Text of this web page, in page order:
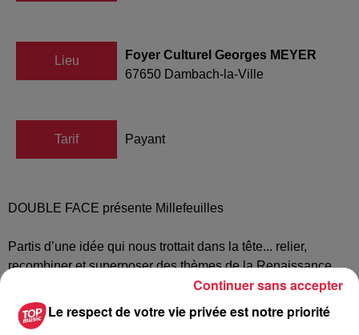
Lieu
Foyer Culturel Georges MEYER
67650 Dambach-la-Ville
Tarif Payant
DOUBLE FACE présente Millefeuilles
Partis d’une idée qui nous trottait dans la tête... relier,
recombiner et superposer des thèmes de la Renaissance
très célèbres avec leurs équivalents modernes, nous
appuyant en cela sur le fait que de très nombreuses chan
sons à succès de la variété XX° sont écrites sur des
Le respect de votre vie privée est notre priorité
Continuer sans accepter